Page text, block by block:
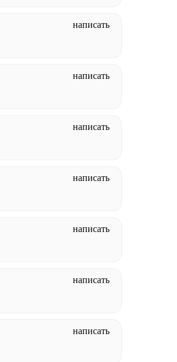
написать
написать
написать
написать
написать
написать
написать